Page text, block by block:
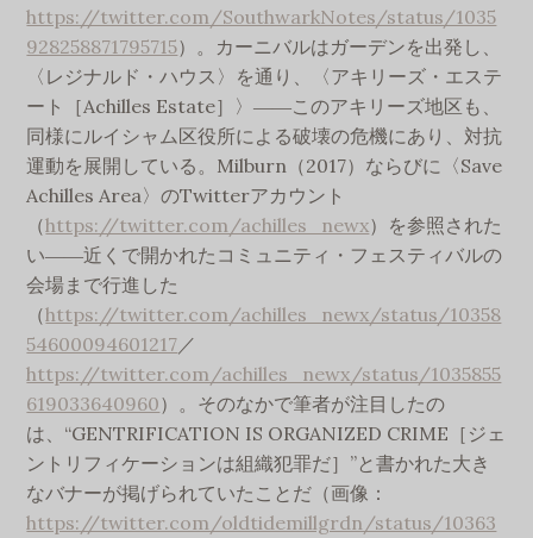
https://twitter.com/SouthwarkNotes/status/1035
928258871795715）。カーニバルはガーデンを出発し、
〈レジナルド・ハウス〉を通り、〈アキリーズ・エステ
ート［Achilles Estate］〉――このアキリーズ地区も、
同様にルイシャム区役所による破壊の危機にあり、対抗
運動を展開している。Milburn（2017）ならびに〈Save
Achilles Area〉のTwitterアカウント
（https://twitter.com/achilles_newx）を参照された
い――近くで開かれたコミュニティ・フェスティバルの
会場まで行進した
（https://twitter.com/achilles_newx/status/10358
54600094601217 ／
https://twitter.com/achilles_newx/status/1035855
619033640960）。そのなかで筆者が注目したの
は、“GENTRIFICATION IS ORGANIZED CRIME［ジェ
ントリフィケーションは組織犯罪だ］”と書かれた大き
なバナーが掲げられていたことだ（画像：
https://twitter.com/oldtidemillgrdn/status/10363